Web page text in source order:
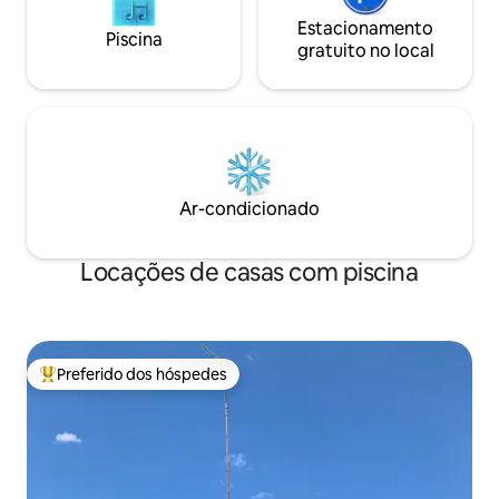
Piscina
Estacionamento
gratuito no local
Ar-condicionado
Locações de casas com piscina
Entre os melhores preferidos dos hóspedes
Preferido dos hóspedes